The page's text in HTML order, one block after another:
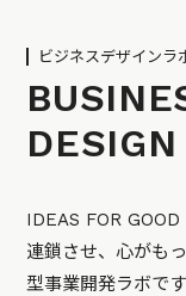
ビジネスデザインラ
IDEAS FOR
連鎖させ、心がも
型事業開発ラボです